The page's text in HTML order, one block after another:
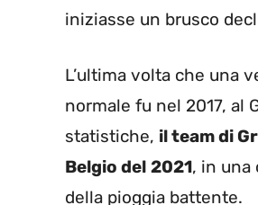
iniziasse un brusco
L’ultima volta che una
normale fu nel 2017, al
statistiche, il team di
Belgio del 2021, in una
della pioggia battente.